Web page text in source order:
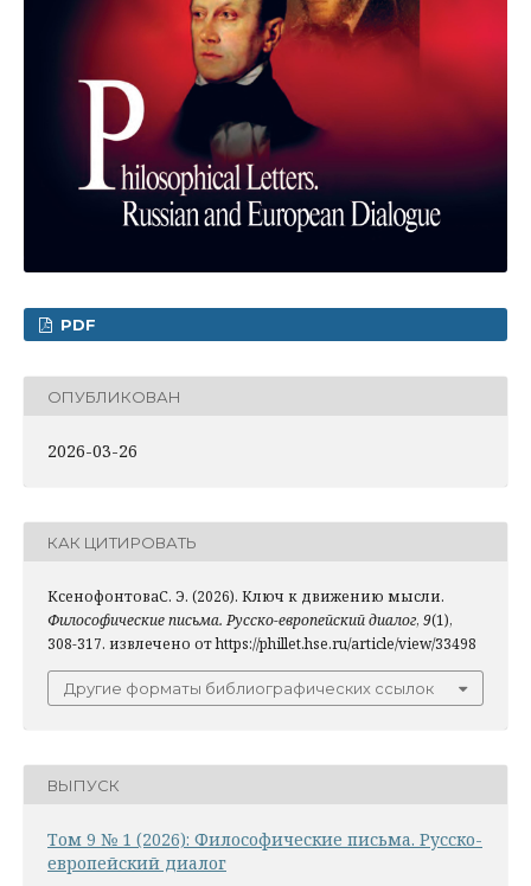
PDF
ОПУБЛИКОВАН
2026-03-26
КАК ЦИТИРОВАТЬ
КсенофонтоваС. Э. (2026). Ключ к движению мысли.
Философические письма. Русско-европейский диалог, 9(1),
308-317. извлечено от https://phillet.hse.ru/article/view/33498
Другие форматы библиографических ссылок
ВЫПУСК
Том 9 № 1 (2026): Философические письма. Русско-
европейский диалог